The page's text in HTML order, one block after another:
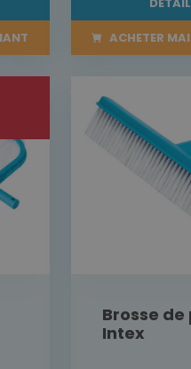
ACHETER
Brosse
Intex